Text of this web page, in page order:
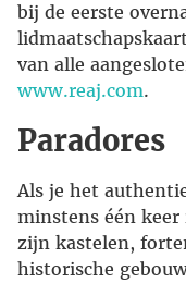
bij de eerste
van alle
www.reaj.com.
Paradores
Als je het
minstens één keer
zijn kastelen,
historische